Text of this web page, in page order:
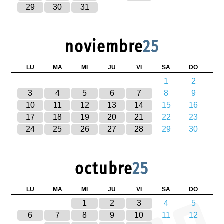
29
30 31
noviembre25
LU MA MI JU VI SA DO
1
2
3
4 5 6 7 8
9
10
11 12 13 14 15
16
17
18 19 20 21 22
23
24
25 26 27 28 29 30
octubre25
LU MA MI JU VI SA DO
1 2 3 4
5
6
7 8 9 10 11
12